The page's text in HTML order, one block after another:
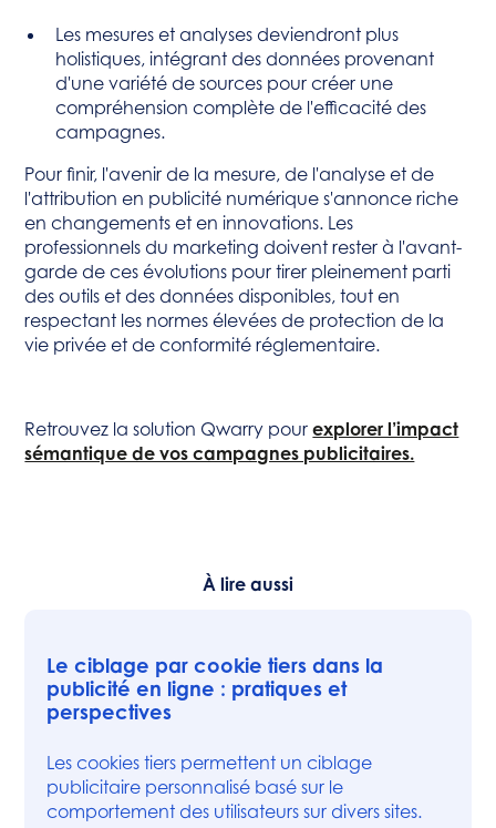
Les mesures et analyses deviendront plus
holistiques, intégrant des données provenant
d'une variété de sources pour créer une
compréhension complète de l'efficacité des
campagnes.
Pour finir, l'avenir de la mesure, de l'analyse et de
l'attribution en publicité numérique s'annonce riche
en changements et en innovations. Les
professionnels du marketing doivent rester à l'avant-
garde de ces évolutions pour tirer pleinement parti
des outils et des données disponibles, tout en
respectant les normes élevées de protection de la
vie privée et de conformité réglementaire.
Retrouvez la solution Qwarry pour explorer l’impact
sémantique de vos campagnes publicitaires.
À lire aussi
Le ciblage par cookie tiers dans la
publicité en ligne : pratiques et
perspectives
Les cookies tiers permettent un ciblage
publicitaire personnalisé basé sur le
comportement des utilisateurs sur divers sites.